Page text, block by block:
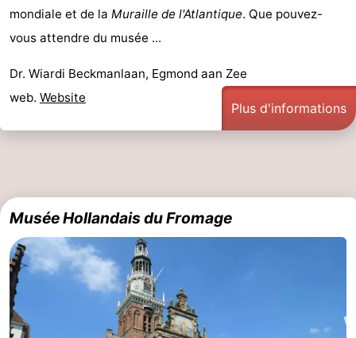
Schoorlse
Duinen
Bergen
-
Alkmaar
-
aan
Zee
Nature
Zuid-
Kennermerland
-
Amsterdam
-
Haarlem
-
Zandvoort
Hollande-
mondiale et de la Muraille de l'Atlantique. Que pouvez-
vous attendre du musée ...
Dr. Wiardi Beckmanlaan, Egmond aan Zee
web. Website
Plus d'informations
Musée Hollandais du Fromage